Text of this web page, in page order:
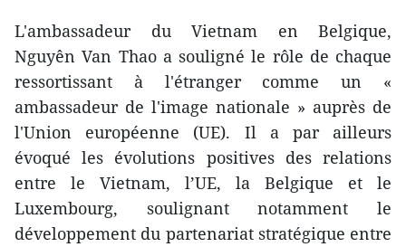
L'ambassadeur du Vietnam en Belgique,
Nguyên Van Thao a souligné le rôle de chaque
ressortissant à l'étranger comme un «
ambassadeur de l'image nationale » auprès de
l'Union européenne (UE). Il a par ailleurs
évoqué les évolutions positives des relations
entre le Vietnam, l’UE, la Belgique et le
Luxembourg, soulignant notamment le
développement du partenariat stratégique entre